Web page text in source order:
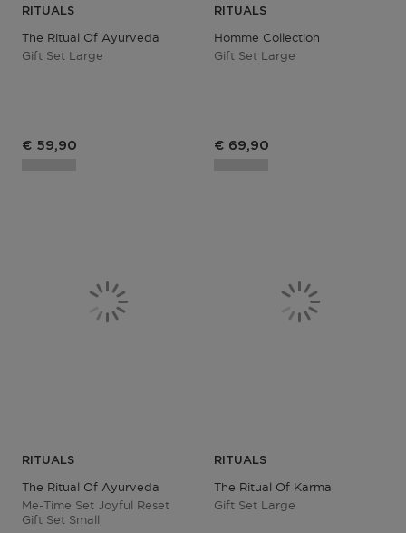
RITUALS
The Ritual Of Ayurveda
Gift Set Large
€ 59,90
RITUALS
Homme Collection
Gift Set Large
€ 69,90
RITUALS
The Ritual Of Ayurveda
Me-Time Set Joyful Reset
Gift Set Small
RITUALS
The Ritual Of Karma
Gift Set Large